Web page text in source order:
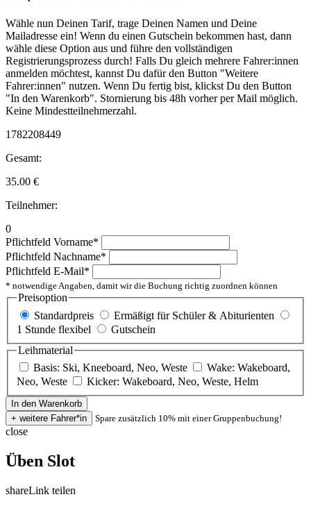
Wähle nun Deinen Tarif, trage Deinen Namen und Deine
Mailadresse ein! Wenn du einen Gutschein bekommen hast, dann
wähle diese Option aus und führe den vollständigen
Registrierungsprozess durch! Falls Du gleich mehrere Fahrer:innen
anmelden möchtest, kannst Du dafür den Button "Weitere
Fahrer:innen" nutzen. Wenn Du fertig bist, klickst Du den Button
"In den Warenkorb". Stornierung bis 48h vorher per Mail möglich.
Keine Mindestteilnehmerzahl.
1782208449
Gesamt:
35.00 €
Teilnehmer:
0
Pflichtfeld Vorname*
Pflichtfeld Nachname*
Pflichtfeld E-Mail*
* notwendige Angaben, damit wir die Buchung richtig zuordnen können
Preisoption
Standardpreis
Ermäßigt für Schüler & Abiturienten
1 Stunde flexibel
Gutschein
Leihmaterial
Basis: Ski, Kneeboard, Neo, Weste
Wake: Wakeboard,
Neo, Weste
Kicker: Wakeboard, Neo, Weste, Helm
Spare zusätzlich 10% mit einer Gruppenbuchung!
close
Üben Slot
shareLink teilen